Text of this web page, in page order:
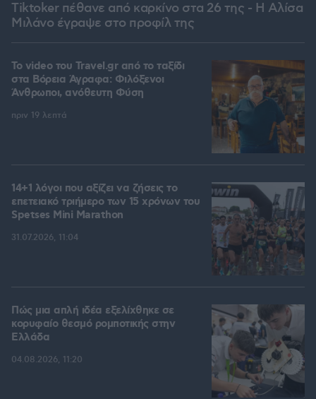
Tiktoker πέθανε από καρκίνο στα 26 της - Η Αλίσα
Μιλάνο έγραψε στο προφίλ της
To video του Travel.gr από το ταξίδι
στα Βόρεια Άγραφα: Φιλόξενοι
Άνθρωποι, ανόθευτη Φύση
πριν 19 λεπτά
14+1 λόγοι που αξίζει να ζήσεις το
επετειακό τριήμερο των 15 χρόνων του
Spetses Mini Marathon
31.07.2026, 11:04
Πώς μια απλή ιδέα εξελίχθηκε σε
κορυφαίο θεσμό ρομποτικής στην
Ελλάδα
04.08.2026, 11:20